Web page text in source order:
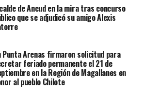
de Ancud en la mira tras concurso
que se adjudicó su amigo Alexis
Punta Arenas firmaron solicitud para
feriado permanente el 21 de
en la Región de Magallanes en
al pueblo Chilote